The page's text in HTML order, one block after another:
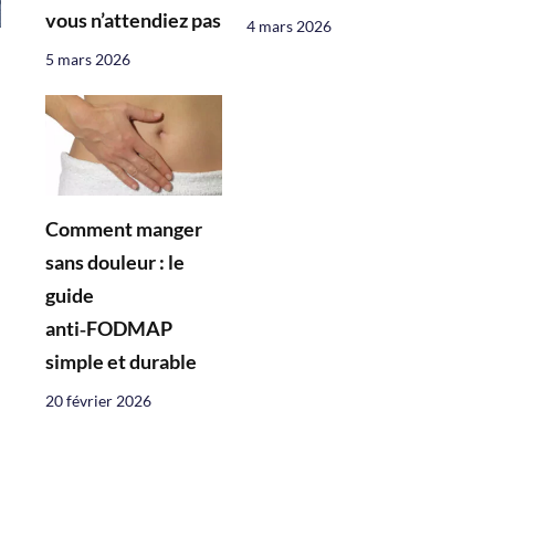
vous n’attendiez pas
5 mars 2026
4 mars 2026
Comment manger
sans douleur : le
guide
anti‑FODMAP
simple et durable
20 février 2026